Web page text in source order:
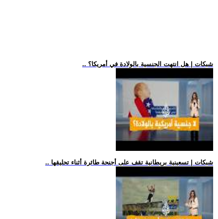
.. شبكات | هل انتهت الجنسية بالولادة في أمريكا؟
.. شبكات | تسعينية بريطانية تقف على أجنحة طائرة أثناء تحليقها